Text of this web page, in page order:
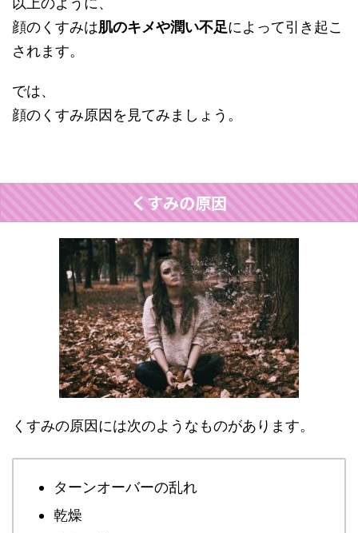
顔のくすみは肌のキメや潤い不足によって引き起こ
されます。
では、
顔のくすみ原因を見てみましょう。
くすみの原因
くすみの原因には次のようなものがあります。
ターンオーバーの乱れ
乾燥